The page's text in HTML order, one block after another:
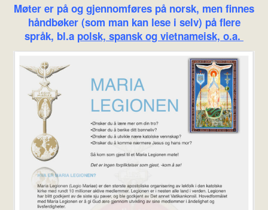
Møter er på og gjennomføres på norsk, men finnes
håndbøker (som man kan lese i selv) på flere
språk, bl.a polsk, spansk og vietnameisk, o.a.